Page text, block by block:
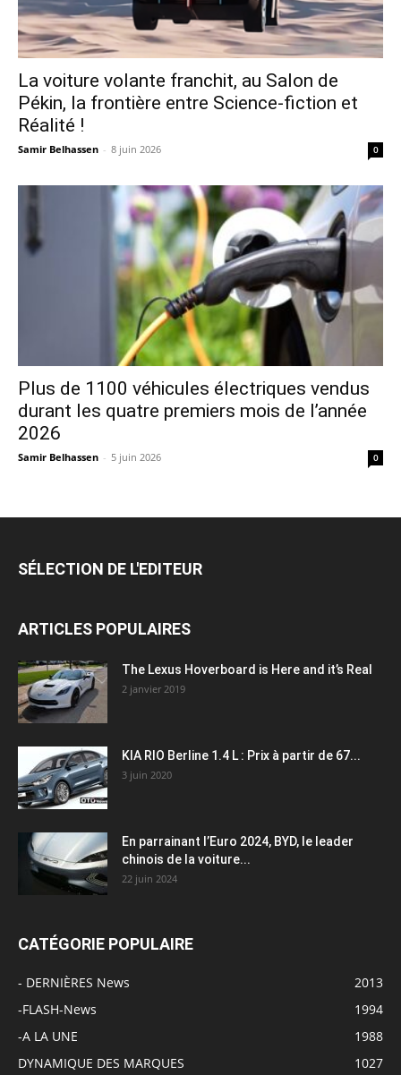
La voiture volante franchit, au Salon de
Pékin, la frontière entre Science-fiction et
Réalité !
Samir Belhassen - 8 juin 2026 0
Plus de 1100 véhicules électriques vendus
durant les quatre premiers mois de l’année
2026
Samir Belhassen - 5 juin 2026 0
SÉLECTION DE L'EDITEUR
ARTICLES POPULAIRES
The Lexus Hoverboard is Here and it’s Real
2 janvier 2019
KIA RIO Berline 1.4 L : Prix à partir de 67...
3 juin 2020
En parrainant l’Euro 2024, BYD, le leader
chinois de la voiture...
22 juin 2024
CATÉGORIE POPULAIRE
- DERNIÈRES News
2013
-FLASH-News
1994
-A LA UNE
1988
DYNAMIQUE DES MARQUES
1027